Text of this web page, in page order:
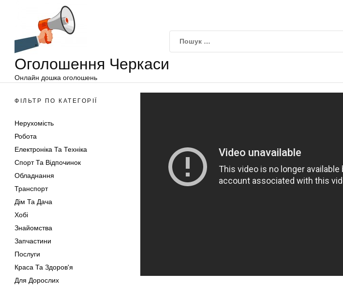
Оголошення Черкаси
Онлайн дошка оголошень
ФІЛЬТР ПО КАТЕГОРІЇ
Нерухомість
Робота
Електроніка Та Техніка
Спорт Та Відпочинок
Обладнання
Транспорт
Дім Та Дача
Хобі
Знайомства
Запчастини
Послуги
Краса Та Здоров'я
Для Дорослих